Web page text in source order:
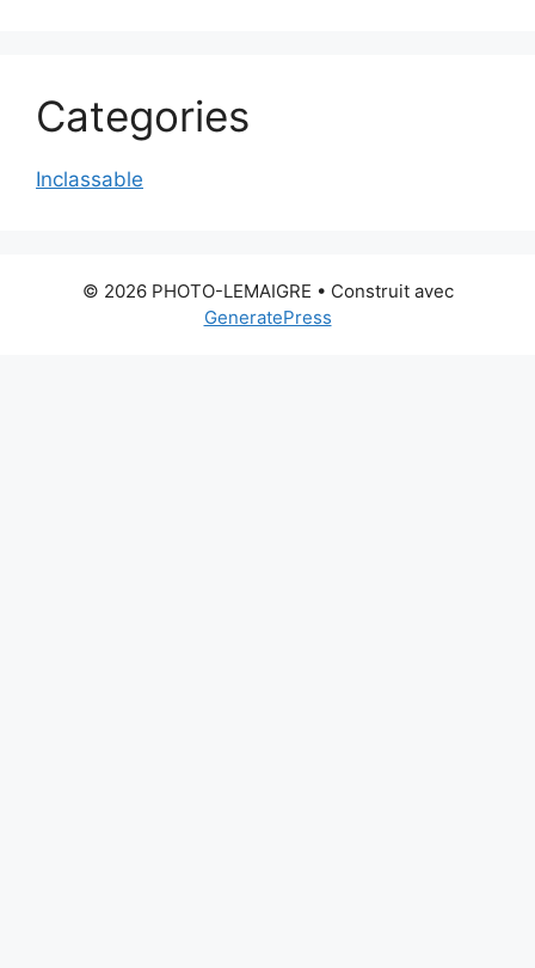
Categories
Inclassable
© 2026 PHOTO-LEMAIGRE • Construit avec
GeneratePress